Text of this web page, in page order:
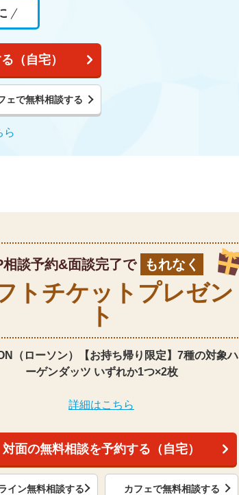
（自宅）
ェで無料相談する
ら
相談予約&面談完了で もれなく
トチケット プレゼン
ト
（ローソン）【お持ち帰り限定】 7種の対象ハ
ーゲンダッツ いずれか1つ×2枚
詳細はこちら
対面の無料相談を予約する（自宅）
イン無料相談する カフェで無料相談する